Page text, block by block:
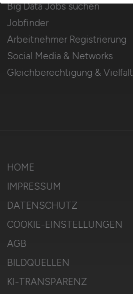
Big Data Jobs suchen
Jobfinder
Arbeitnehmer Registrierung
Social Media & Networks
Gleichberechtigung & Vielfalt
HOME
IMPRESSUM
DATENSCHUTZ
COOKIE-EINSTELLUNGEN
AGB
BILDQUELLEN
KI-TRANSPARENZ